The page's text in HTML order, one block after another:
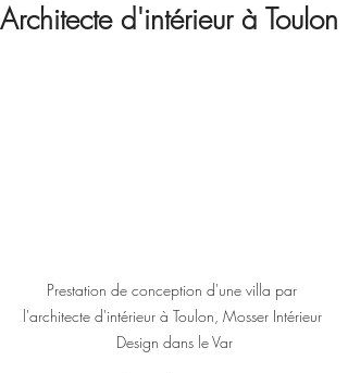
Architecte d'intérieur à Toulon
Prestation de conception d'une villa par
l'architecte d'intérieur à Toulon, Mosser Intérieur
Design dans le Var